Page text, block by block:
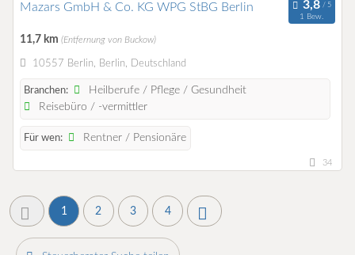
Mazars GmbH & Co. KG WPG StBG Berlin
1 Bew.
11,7 km (Entfernung von Buckow)
10557 Berlin, Berlin, Deutschland
Branchen:
Heilberufe / Pflege / Gesundheit
Reisebüro / -vermittler
Für wen: Rentner / Pensionäre
34
1 2 3 4